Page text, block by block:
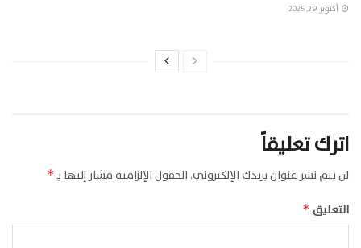
أكتوبر 29, 2025
اترك تعليقاً
لن يتم نشر عنوان بريدك الإلكتروني. الحقول الإلزامية مشار إليها بـ*
التعليق *